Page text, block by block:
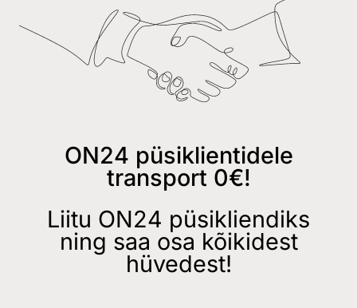
ON24 püsiklientidele
transport 0€!
Liitu ON24 püsikliendiks
ning saa osa kõikidest
hüvedest!